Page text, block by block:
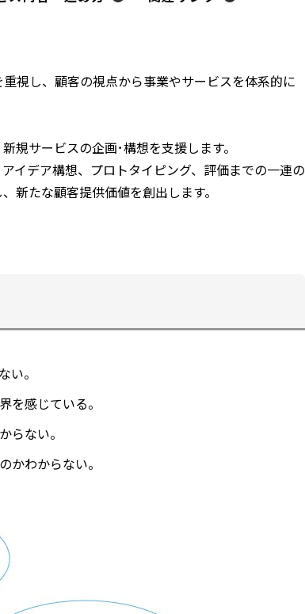
視し、顧客の視点から事業やサービスを体系的に
規サービスの企画･構想を支援します。
イデア構想、プロトタイピング、評価までの一連の
新たな顧客提供価値を創出します。
い。
を感じている。
らない。
かわからない。